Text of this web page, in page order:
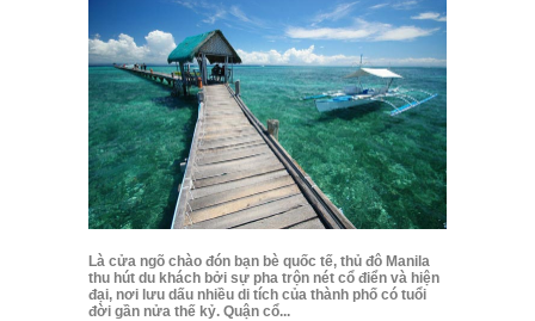
Là cửa ngõ chào đón bạn bè quốc tế, thủ đô Manila
thu hút du khách bởi sự pha trộn nét cổ điển và hiện
đại, nơi lưu dấu nhiều di tích của thành phố có tuổi
đời gần nửa thế kỷ. Quận cổ...